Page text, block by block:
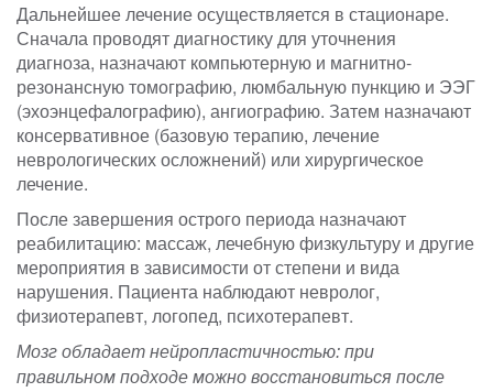
Дальнейшее лечение осуществляется в стационаре.
Сначала проводят диагностику для уточнения
диагноза, назначают компьютерную и магнитно-
резонансную томографию, люмбальную пункцию и ЭЭГ
(эхоэнцефалографию), ангиографию. Затем назначают
консервативное (базовую терапию, лечение
неврологических осложнений) или хирургическое
лечение.
После завершения острого периода назначают
реабилитацию: массаж, лечебную физкультуру и другие
мероприятия в зависимости от степени и вида
нарушения. Пациента наблюдают невролог,
физиотерапевт, логопед, психотерапевт.
Мозг обладает нейропластичностью: при
правильном подходе можно восстановиться после